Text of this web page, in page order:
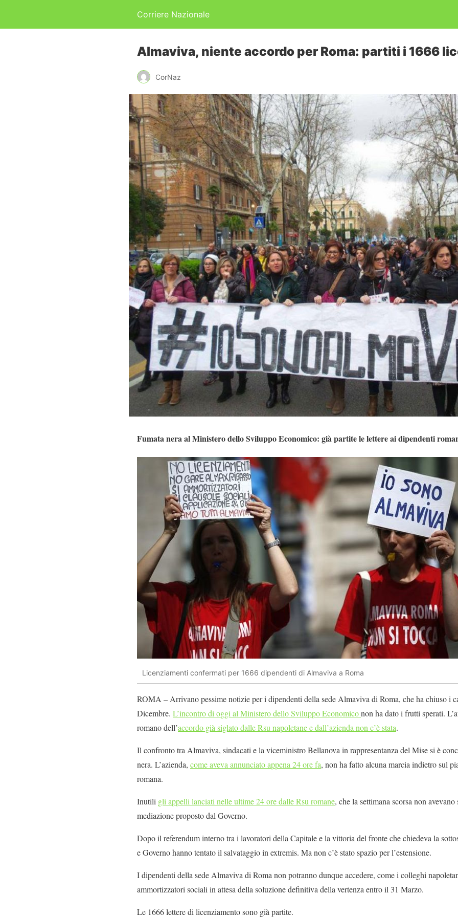
Corriere Nazionale
Almaviva, niente accordo per Roma: partiti i 1666
CorNaz
Fumata nera al Ministero dello Sviluppo Economico: già partite le lettere ai dipendenti
Licenziamenti confermati per 1666 dipendenti di Almaviva a Roma
ROMA – Arrivano pessime notizie per i dipendenti della sede Almaviva di Roma, che ha chiuso i
Dicembre. L’incontro di oggi al Ministero dello Sviluppo Economiconon ha dato i frutti sperati.
romano dell’accordo già siglato dalle Rsu napoletane e dall’azienda non c’è stata.
Il confronto tra Almaviva, sindacati e la viceministro Bellanova in rappresentanza del Mise si è
nera. L’azienda, come aveva annunciato appena 24 ore fa, non ha fatto alcuna marcia indietro sul
romana.
Inutili gli appelli lanciati nelle ultime 24 ore dalle Rsu romane, che la settimana scorsa non
mediazione proposto dal Governo.
Dopo il referendum interno tra i lavoratori della Capitale e la vittoria del fronte che chiedeva la
e Governo hanno tentato il salvataggio in extremis. Ma non c’è stato spazio per l’estensione.
I dipendenti della sede Almaviva di Roma non potranno dunque accedere, come i colleghi
ammortizzatori sociali in attesa della soluzione definitiva della vertenza entro il 31 Marzo.
Le 1666 lettere di licenziamento sono già partite.